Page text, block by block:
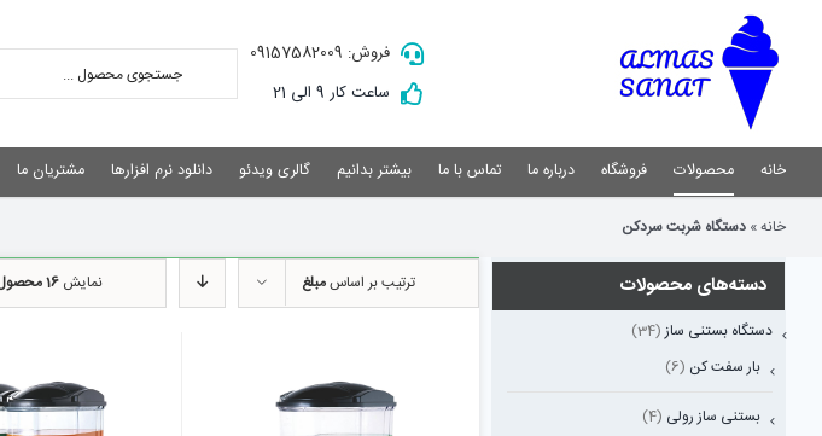
content
فروش: 09157582009
ساعت کار 9 الی 21
خانه محصولات فروشگاه درباره ما تماس با ما بیشتر بدانیم گالری ویدئو دانلود نرم افزارها مشتریان ما
خانه» دستگاه شربت سردکن
ترتیب بر اساسمبلغ نمایش 16 محصول دسته‌های محصولات
دستگاه بستنی ساز (34)
بار سفت کن (6)
بستنی ساز رولی (4)